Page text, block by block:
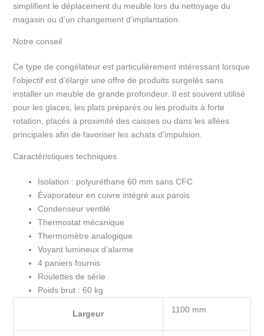
simplifient le déplacement du meuble lors du nettoyage du
magasin ou d’un changement d’implantation.
Notre conseil
Ce type de congélateur est particulièrement intéressant lorsque
l’objectif est d’élargir une offre de produits surgelés sans
installer un meuble de grande profondeur. Il est souvent utilisé
pour les glaces, les plats préparés ou les produits à forte
rotation, placés à proximité des caisses ou dans les allées
principales afin de favoriser les achats d’impulsion.
Caractéristiques techniques
Isolation : polyuréthane 60 mm sans CFC
Évaporateur en cuivre intégré aux parois
Condenseur ventilé
Thermostat mécanique
Thermomètre analogique
Voyant lumineux d’alarme
4 paniers fournis
Roulettes de série
Poids brut : 60 kg
Largeur 1100 mm